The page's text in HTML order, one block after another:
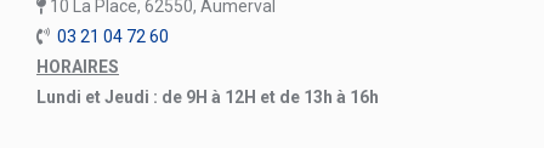
10 La Place, 62550, Aumerval
03 21 04 72 60
HORAIRES
Lundi et Jeudi : de 9H à 12H et de 13h à 16h